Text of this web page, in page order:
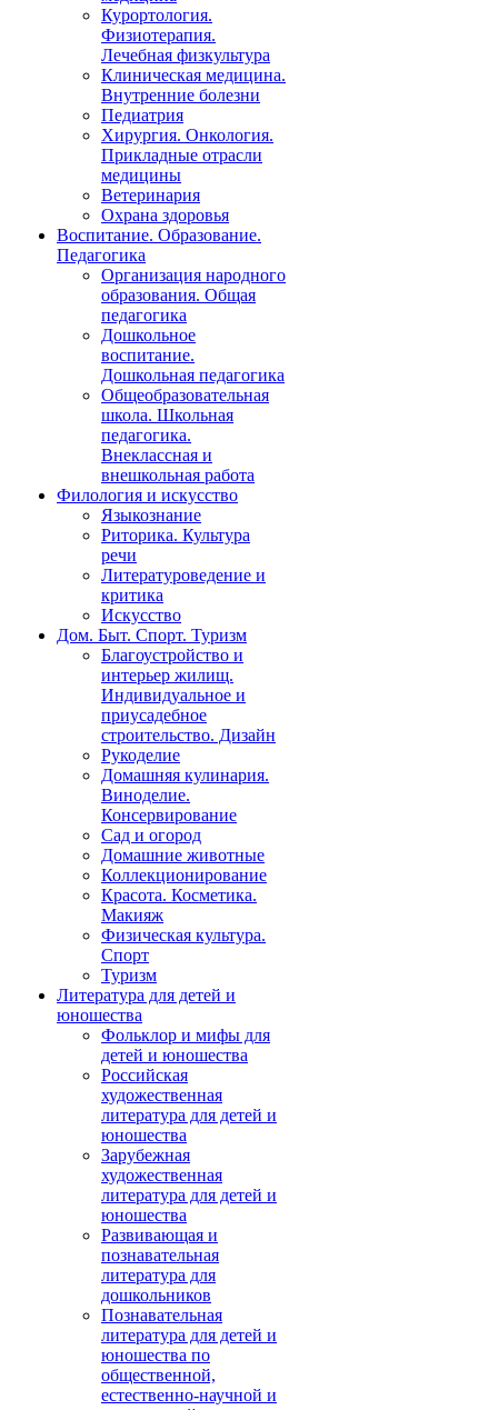
Курортология.
Физиотерапия.
Лечебная физкультура
Клиническая медицина.
Внутренние болезни
Педиатрия
Хирургия. Онкология.
Прикладные отрасли
медицины
Ветеринария
Охрана здоровья
Воспитание. Образование.
Педагогика
Организация народного
образования. Общая
педагогика
Дошкольное
воспитание.
Дошкольная педагогика
Общеобразовательная
школа. Школьная
педагогика.
Внеклассная и
внешкольная работа
Филология и искусство
Языкознание
Риторика. Культура
речи
Литературоведение и
критика
Искусство
Дом. Быт. Спорт. Туризм
Благоустройство и
интерьер жилищ.
Индивидуальное и
приусадебное
строительство. Дизайн
Рукоделие
Домашняя кулинария.
Виноделие.
Консервирование
Сад и огород
Домашние животные
Коллекционирование
Красота. Косметика.
Макияж
Физическая культура.
Спорт
Туризм
Литература для детей и
юношества
Фольклор и мифы для
детей и юношества
Российская
художественная
литература для детей и
юношества
Зарубежная
художественная
литература для детей и
юношества
Развивающая и
познавательная
литература для
дошкольников
Познавательная
литература для детей и
юношества по
общественной,
естественно-научной и